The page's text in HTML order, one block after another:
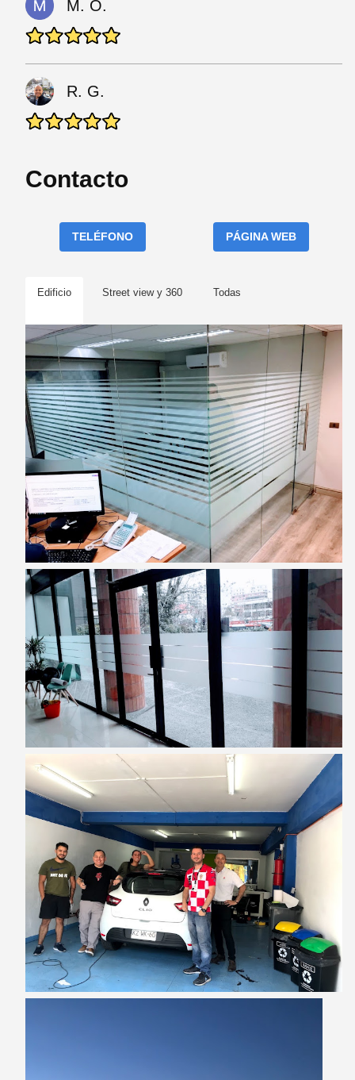
M. O.
R. G.
Contacto
TELÉFONO PÁGINA WEB
Edificio Street view y 360 Todas